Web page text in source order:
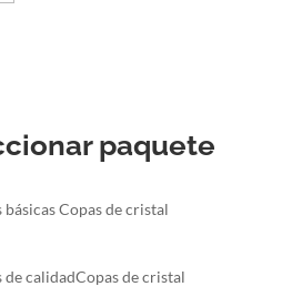
paquete
básicasCopas de cristal
de calidadCopas de cristal